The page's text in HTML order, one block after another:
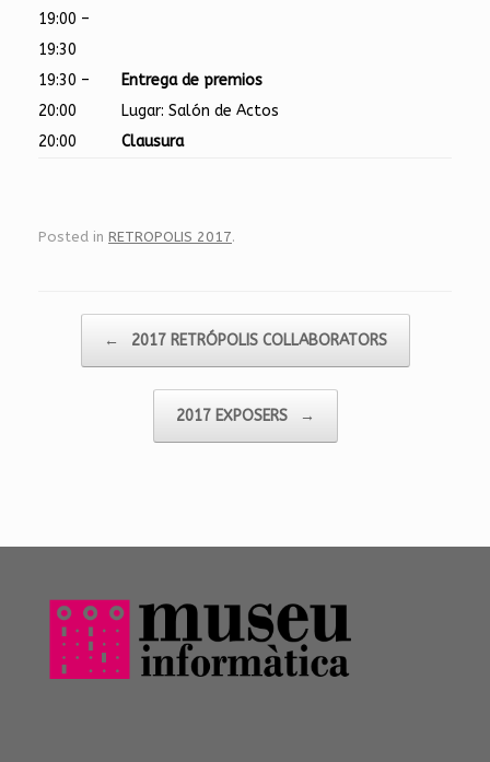
19:00 –
19:30
19:30 –
20:00
Entrega de premios
Lugar: Salón de Actos
20:00
Clausura
Posted in RETROPOLIS 2017.
← 2017 RETRÓPOLIS COLLABORATORS
2017 EXPOSERS →